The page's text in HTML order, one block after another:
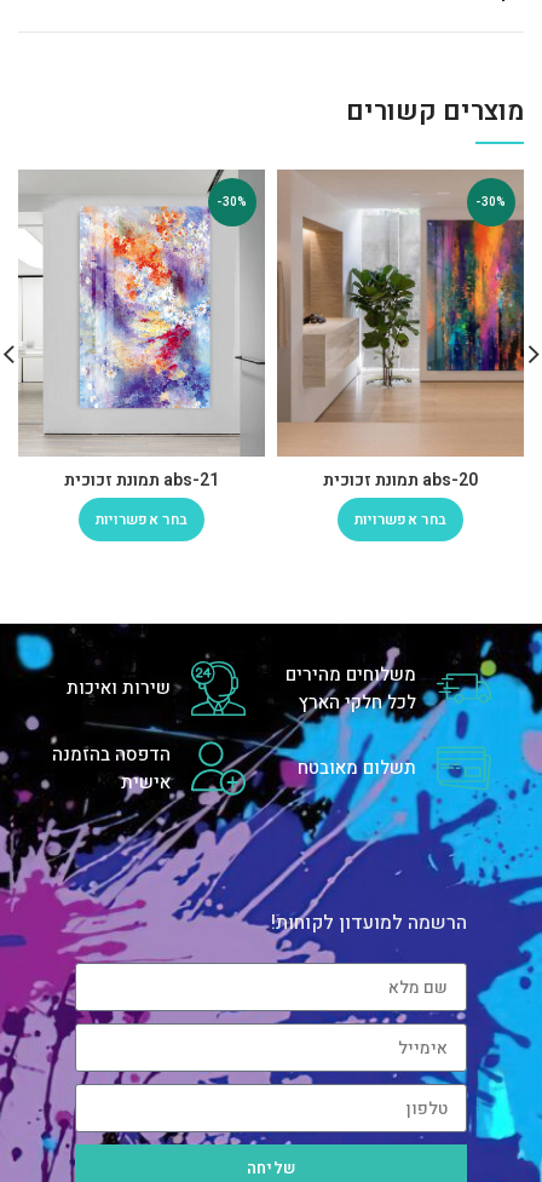
מוצרים קשורים
-30%
abs-20 תמונת זכוכית
בחר אפשרויות
-30%
abs-21 תמונת זכוכית
בחר אפשרויות
משלוחים מהירים
לכל חלקי הארץ
שירות ואיכות
תשלום מאובטח
הדפסה בהזמנה
אישית
הרשמה למועדון לקוחות!
שליחה